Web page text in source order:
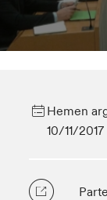
Hemen
10/11/2017